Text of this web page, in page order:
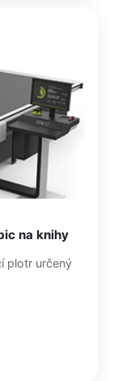
na knihy
plotr určený